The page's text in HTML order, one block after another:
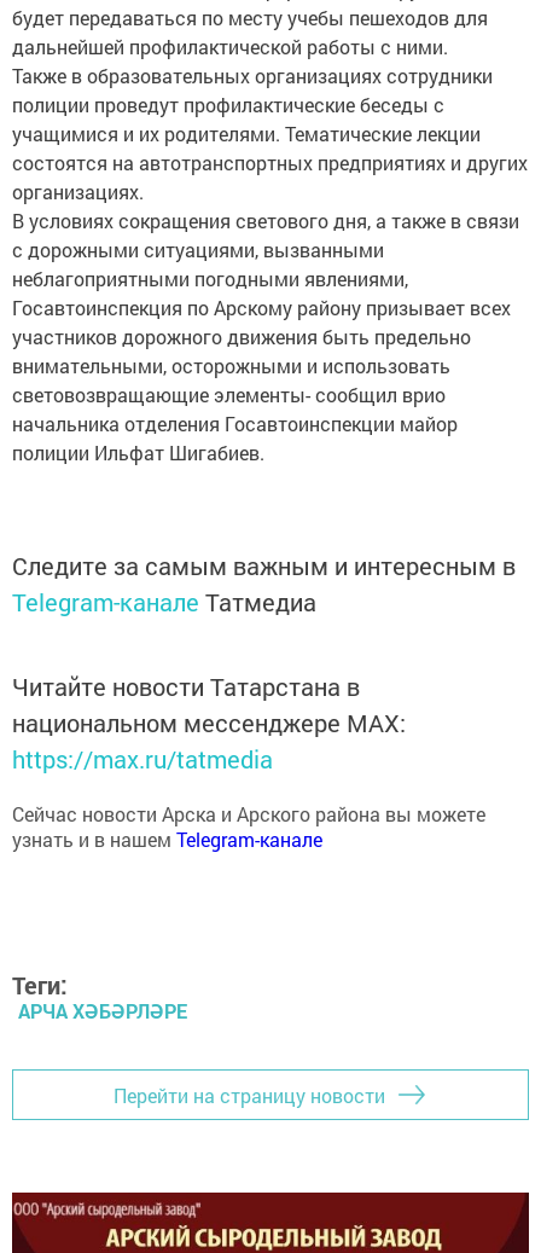
будет передаваться по месту учебы пешеходов для
дальнейшей профилактической работы с ними.
Также в образовательных организациях сотрудники
полиции проведут профилактические беседы с
учащимися и их родителями. Тематические лекции
состоятся на автотранспортных предприятиях и других
организациях.
В условиях сокращения светового дня, а также в связи
с дорожными ситуациями, вызванными
неблагоприятными погодными явлениями,
Госавтоинспекция по Арскому району призывает всех
участников дорожного движения быть предельно
внимательными, осторожными и использовать
световозвращающие элементы- сообщил врио
начальника отделения Госавтоинспекции майор
полиции Ильфат Шигабиев.
Следите за самым важным и интересным в
Telegram-канале Татмедиа
Читайте новости Татарстана в
национальном мессенджере MАХ:
https://max.ru/tatmedia
Сейчас новости Арска и Арского района вы можете
узнать и в нашем Telegram-канале
Теги:
АРЧА ХӘБӘРЛӘРЕ
Перейти на страницу новости